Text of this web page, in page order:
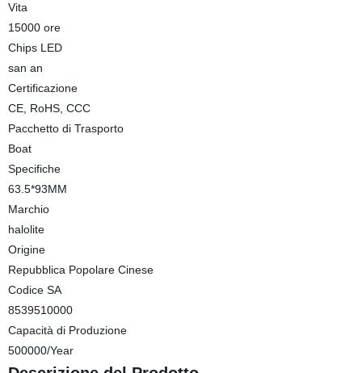
Vita
15000 ore
Chips LED
san an
Certificazione
CE, RoHS, CCC
Pacchetto di Trasporto
Boat
Specifiche
63.5*93MM
Marchio
halolite
Origine
Repubblica Popolare Cinese
Codice SA
8539510000
Capacità di Produzione
500000/Year